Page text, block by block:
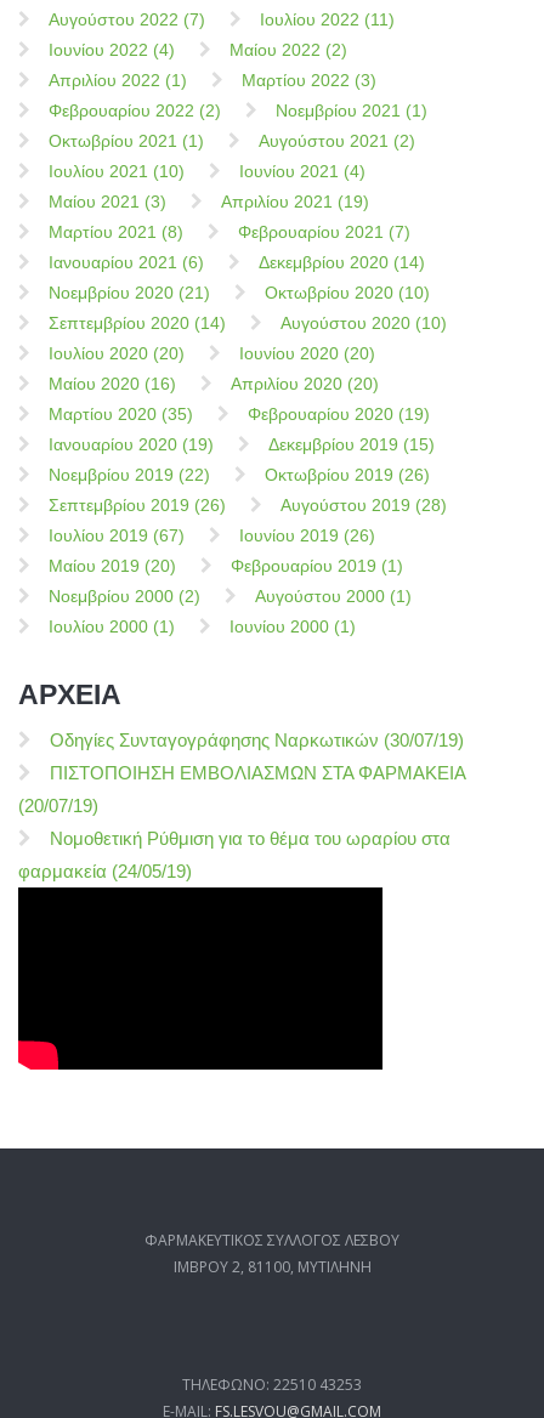
Αυγούστου 2022 (7)
Ιουλίου 2022 (11)
Ιουνίου 2022 (4)
Μαίου 2022 (2)
Απριλίου 2022 (1)
Μαρτίου 2022 (3)
Φεβρουαρίου 2022 (2)
Νοεμβρίου 2021 (1)
Οκτωβρίου 2021 (1)
Αυγούστου 2021 (2)
Ιουλίου 2021 (10)
Ιουνίου 2021 (4)
Μαίου 2021 (3)
Απριλίου 2021 (19)
Μαρτίου 2021 (8)
Φεβρουαρίου 2021 (7)
Ιανουαρίου 2021 (6)
Δεκεμβρίου 2020 (14)
Νοεμβρίου 2020 (21)
Οκτωβρίου 2020 (10)
Σεπτεμβρίου 2020 (14)
Αυγούστου 2020 (10)
Ιουλίου 2020 (20)
Ιουνίου 2020 (20)
Μαίου 2020 (16)
Απριλίου 2020 (20)
Μαρτίου 2020 (35)
Φεβρουαρίου 2020 (19)
Ιανουαρίου 2020 (19)
Δεκεμβρίου 2019 (15)
Νοεμβρίου 2019 (22)
Οκτωβρίου 2019 (26)
Σεπτεμβρίου 2019 (26)
Αυγούστου 2019 (28)
Ιουλίου 2019 (67)
Ιουνίου 2019 (26)
Μαίου 2019 (20)
Φεβρουαρίου 2019 (1)
Νοεμβρίου 2000 (2)
Αυγούστου 2000 (1)
Ιουλίου 2000 (1)
Ιουνίου 2000 (1)
ΑΡΧΕΙΑ
Οδηγίες Συνταγογράφησης Ναρκωτικών (30/07/19)
ΠΙΣΤΟΠΟΙΗΣΗ ΕΜΒΟΛΙΑΣΜΩΝ ΣΤΑ ΦΑΡΜΑΚΕΙΑ
(20/07/19)
Νομοθετική Ρύθμιση για το θέμα του ωραρίου στα
φαρμακεία (24/05/19)
ΦΑΡΜΑΚΕΥΤΙΚΟΣ ΣΥΛΛΟΓΟΣ ΛΕΣΒΟΥ
ΙΜΒΡΟΥ 2, 81100, ΜΥΤΙΛΗΝΗ
ΤΗΛΕΦΩΝΟ: 22510 43253
E-MAIL: FS.LESVOU@GMAIL.COM